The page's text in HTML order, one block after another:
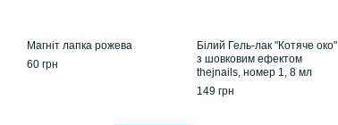
Магніт лапка рожева
60 грн
Білий Гель-лак "Котяче око"
з шовковим ефектом
thejnails, номер 1, 8 мл
149 грн